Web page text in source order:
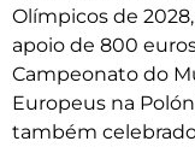
Olímpicos de
apoio de 800
Campeonato do
Europeus na
também